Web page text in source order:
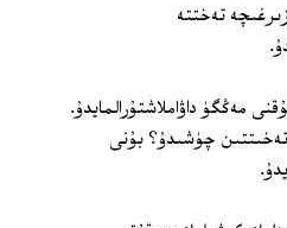
تەختتە
مەڭگۈ داۋاملاشتۇرالمايدۇ.
چۈشىدۇ؟ بۇنى